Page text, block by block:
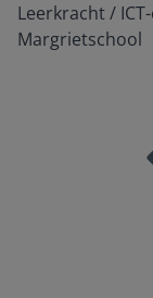
Leerkracht /
Margrietschool